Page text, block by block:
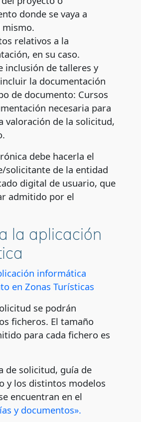
donde se vaya a
relativos a la
en su caso.
inclusión de talleres y
la documentación
de documento: Cursos
necesaria para
valoración de la solicitud,
debe hacerla el
solicitante de la entidad
digital de usuario, que
admitido por el
la aplicación
informática
en Zonas Turísticas
se podrán
ficheros. El tamaño
para cada fichero es
de solicitud, guía de
y los distintos modelos
encuentran en el
y documentos».